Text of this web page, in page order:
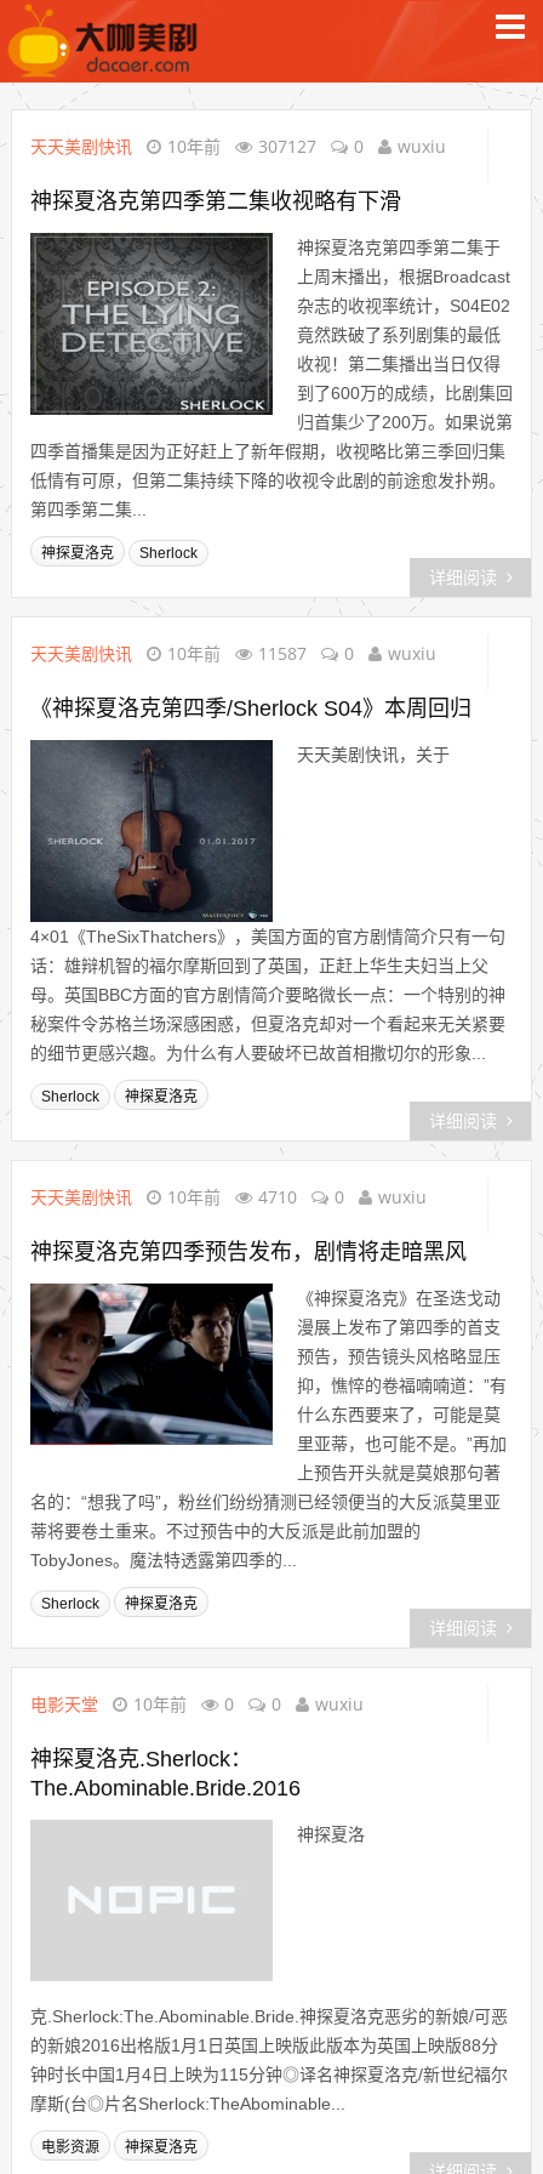
天天美剧快讯 10年前 307127 0 wuxiu
神探夏洛克第四季第二集收视略有下滑
神探夏洛克第四季第二集于
上周末播出，根据Broadcast
杂志的收视率统计，S04E02
竟然跌破了系列剧集的最低
收视！第二集播出当日仅得
到了600万的成绩，比剧集回
归首集少了200万。如果说第
四季首播集是因为正好赶上了新年假期，收视略比第三季回归集
低情有可原，但第二集持续下降的收视令此剧的前途愈发扑朔。
第四季第二集...
神探夏洛克 Sherlock
详细阅读
天天美剧快讯 10年前 11587 0 wuxiu
《神探夏洛克第四季/Sherlock S04》本周回归
天天美剧快讯，关于
4×01《TheSixThatchers》，美国方面的官方剧情简介只有一句
话：雄辩机智的福尔摩斯回到了英国，正赶上华生夫妇当上父
母。英国BBC方面的官方剧情简介要略微长一点：一个特别的神
秘案件令苏格兰场深感困惑，但夏洛克却对一个看起来无关紧要
的细节更感兴趣。为什么有人要破坏已故首相撒切尔的形象...
Sherlock 神探夏洛克
详细阅读
天天美剧快讯 10年前 4710 0 wuxiu
神探夏洛克第四季预告发布，剧情将走暗黑风
《神探夏洛克》在圣迭戈动
漫展上发布了第四季的首支
预告，预告镜头风格略显压
抑，憔悴的卷福喃喃道：”有
什么东西要来了，可能是莫
里亚蒂，也可能不是。”再加
上预告开头就是莫娘那句著
名的：“想我了吗”，粉丝们纷纷猜测已经领便当的大反派莫里亚
蒂将要卷土重来。不过预告中的大反派是此前加盟的
TobyJones。魔法特透露第四季的...
Sherlock 神探夏洛克
详细阅读
电影天堂 10年前 0 0 wuxiu
神探夏洛克.Sherlock：
The.Abominable.Bride.2016
神探夏洛
克.Sherlock:The.Abominable.Bride.神探夏洛克恶劣的新娘/可恶
的新娘2016出格版1月1日英国上映版此版本为英国上映版88分
钟时长中国1月4日上映为115分钟◎译名神探夏洛克/新世纪福尔
摩斯(台◎片名Sherlock:TheAbominable...
电影资源 神探夏洛克